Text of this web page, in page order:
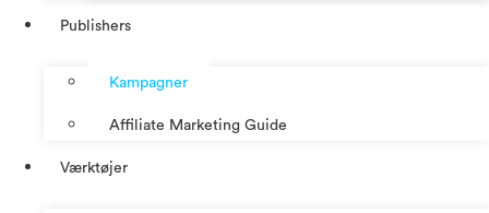
Publishers
Kampagner
Affiliate Marketing Guide
Værktøjer